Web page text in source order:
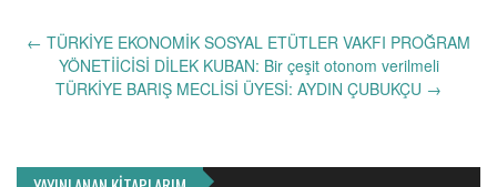
Yazı
dolaşımı
← TÜRKİYE EKONOMİK SOSYAL ETÜTLER VAKFI PROĞRAM
YÖNETİİCİSİ DİLEK KUBAN: Bir çeşit otonom verilmeli
TÜRKİYE BARIŞ MECLİSİ ÜYESİ: AYDIN ÇUBUKÇU →